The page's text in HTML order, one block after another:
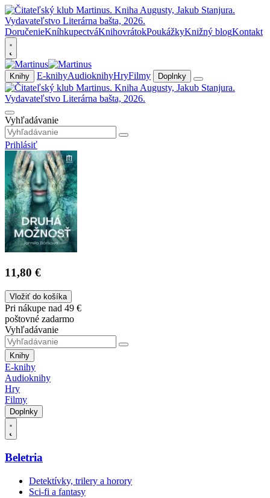
DoručenieKníhkupectváKnihovrátokPoukážkyKnižný blogKontakt
Knihy E-knihyAudioknihyHryFilmy Doplnky
Vyhľadávanie
Prihlásiť
11,80 €
Vložiť do košíka
Pri nákupe nad 49 €
poštovné zadarmo
Vyhľadávanie
Knihy
E-knihy
Audioknihy
Hry
Filmy
Doplnky
Beletria
Detektívky, trilery a horory
Sci-fi a fantasy